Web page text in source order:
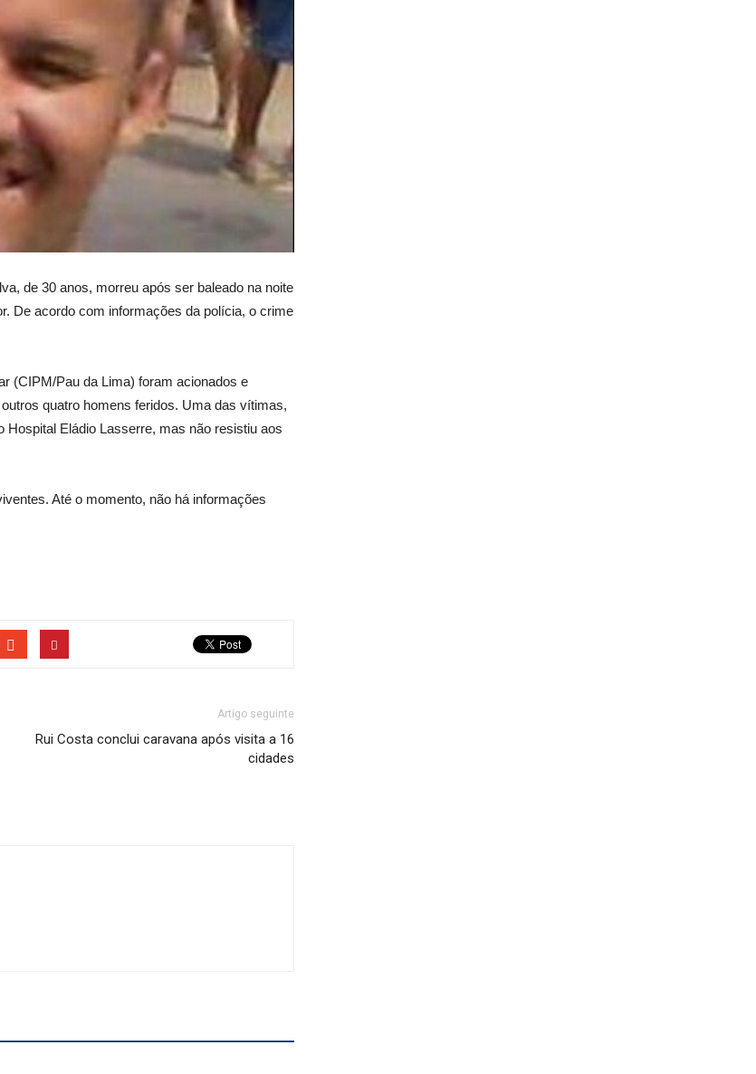
de 30 anos, morreu após ser baleado na noite
De acordo com informações da polícia, o crime
(CIPM/Pau da Lima) foram acionados e
quatro homens feridos. Uma das vítimas,
Hospital Eládio Lasserre, mas não resistiu aos
Até o momento, não há informações
Artigo seguinte
Rui Costa conclui caravana após visita a 16
cidades